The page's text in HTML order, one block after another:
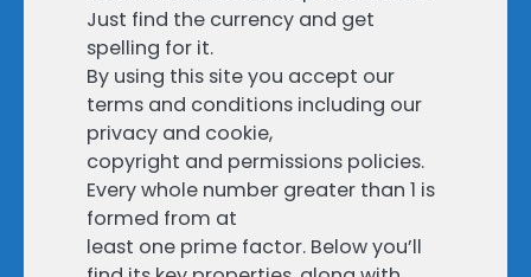
Just find the currency and get
spelling for it.
By using this site you accept our
terms and conditions including our
privacy and cookie,
copyright and permissions policies.
Every whole number greater than 1 is
formed from at
least one prime factor. Below you’ll